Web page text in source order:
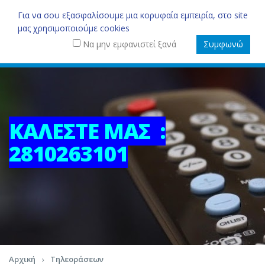
Για να σου εξασφαλίσουμε μια κορυφαία εμπειρία, στο site
μας χρησιμοποιούμε cookies
Να μην εμφανιστεί ξανά
Συμφωνώ
0
ΚΑΛΈΣΤΕ ΜΑΣ :
2810263101
Αρχική Τηλεοράσεων